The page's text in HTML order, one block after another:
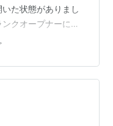
た状態がありまし
クオープナーに付
「今ボンネット開
再始動はECUからは
安全を考慮したプ
イハツ系ほか、多
ようですが、